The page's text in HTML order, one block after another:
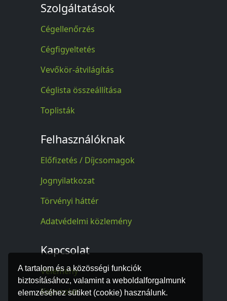
A tartalom és a közösségi funkciók
biztosításához, valamint a weboldalforgalmunk
elemzéséhez sütiket (cookie) használunk.
Szolgáltatások
Cégellenőrzés
Cégfigyeltetés
Vevőkör-átvilágítás
Céglista összeállítása
Toplisták
Felhasználóknak
Előfizetés / Díjcsomagok
Jognyilatkozat
Törvényi háttér
Adatvédelmi közlemény
Kapcsolat
Vélemény
Kapcsolat